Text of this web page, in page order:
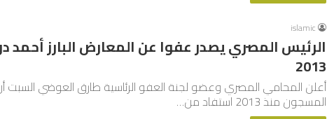
islamic
الرئيس المصري يصدر عفوا عن المعارض البارز
2013
أعلن المحامي المصري وعضو لجنة العفو الرئاسية طارق العوضي السبت
المسجون منذ 2013 استفاد من…